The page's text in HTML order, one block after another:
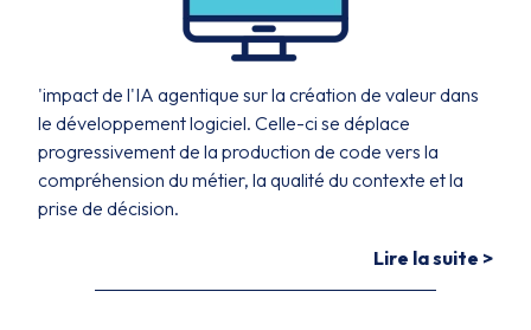
'impact de l'IA agentique sur la création de valeur dans
le développement logiciel. Celle-ci se déplace
progressivement de la production de code vers la
compréhension du métier, la qualité du contexte et la
prise de décision.
Lire la suite >